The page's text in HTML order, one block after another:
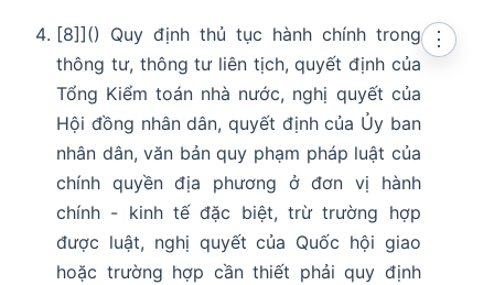
[8]]() Quy định thủ tục hành chính trong
thông tư, thông tư liên tịch, quyết định của
Tổng Kiểm toán nhà nước, nghị quyết của
Hội đồng nhân dân, quyết định của Ủy ban
nhân dân, văn bản quy phạm pháp luật của
chính quyền địa phương ở đơn vị hành
chính - kinh tế đặc biệt, trừ trường hợp
được luật, nghị quyết của Quốc hội giao
hoặc trường hợp cần thiết phải quy định
⋮